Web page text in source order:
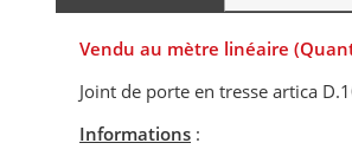
Vendu au mètre linéaire
Joint de porte en tresse artica
Informations :